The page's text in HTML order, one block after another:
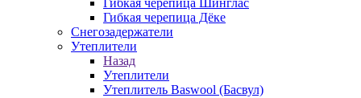
Гибкая черепица Шинглас
Гибкая черепица Дёке
Снегозадержатели
Утеплители
Назад
Утеплители
Утеплитель Baswool (Басвул)